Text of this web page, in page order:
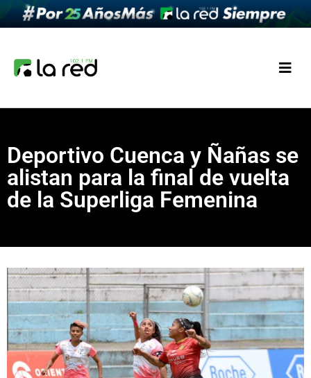
Deportivo Cuenca y Ñañas se
alistan para la final de vuelta
de la Superliga Femenina